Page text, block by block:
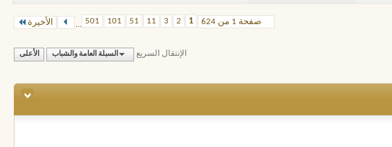
صفحة 1 من 624 1
2
3
11
51
101
501
... الأخيرة
الإنتقال السريع السبلة العامة والشباب الأعلى